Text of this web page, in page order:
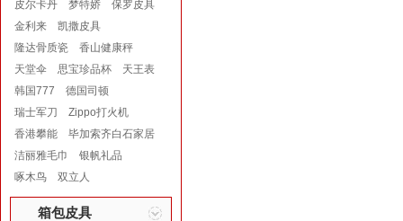
皮尔卡丹 梦特娇
保罗皮具
金利来
凯撒皮具
隆达骨质瓷
香山健康秤
天堂伞
思宝珍品杯
天王表
韩国777
德国司顿
瑞士军刀
Zippo打火机
香港攀能
毕加索齐白石家居
洁丽雅毛巾
银帆礼品
啄木鸟
双立人
箱包皮具